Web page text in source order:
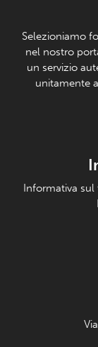
Selezioniamo
nel nostro
un servizio
unitamente
Informativa sul